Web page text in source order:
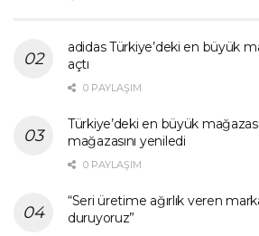
adidas Türkiye’deki en büyük
açtı
0 PAYLAŞIM
Türkiye’deki en büyük
mağazasını yeniledi
0 PAYLAŞIM
“Seri üretime ağırlık veren
duruyoruz”